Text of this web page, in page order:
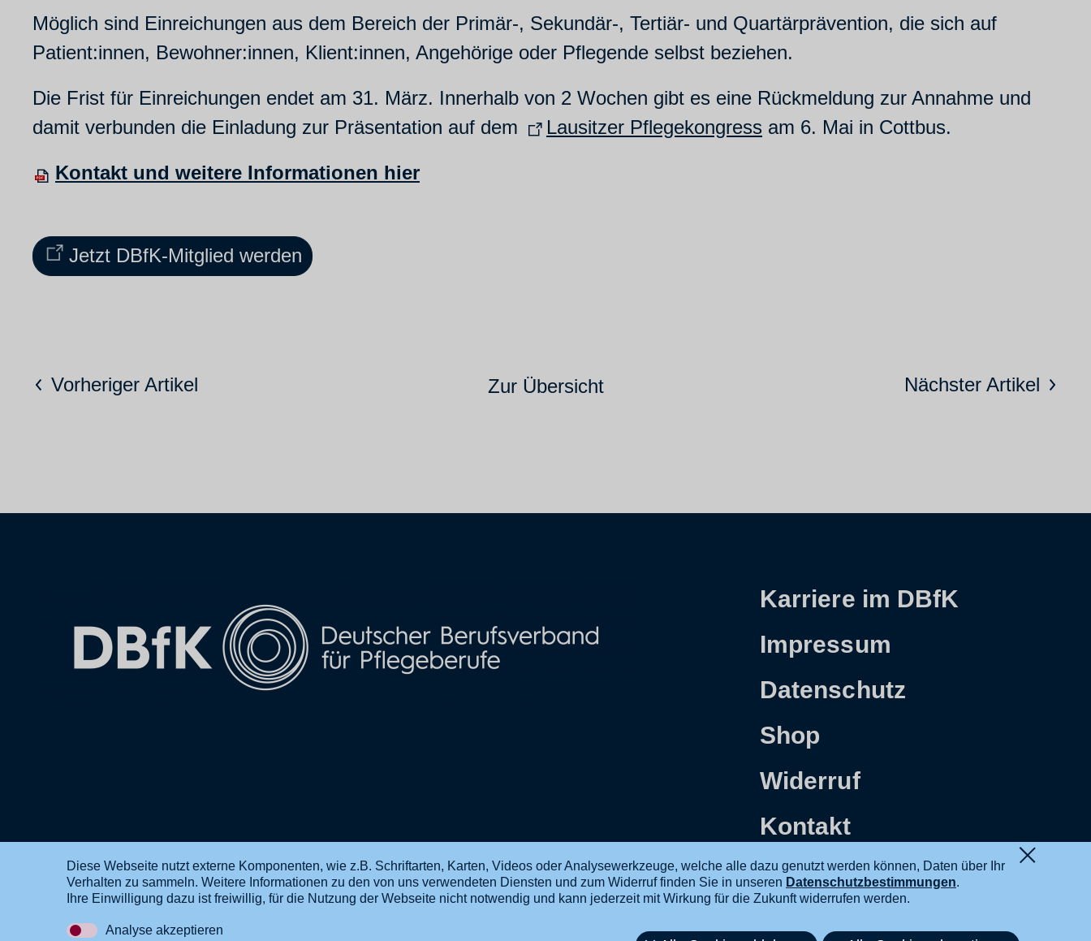
Möglich sind Einreichungen aus dem Bereich der Primär-, Sekundär-, Tertiär- und Quartärprävention, die sich auf
Patient:innen, Bewohner:innen, Klient:innen, Angehörige oder Pflegende selbst beziehen.
Die Frist für Einreichungen endet am 31. März. Innerhalb von 2 Wochen gibt es eine Rückmeldung zur Annahme und
damit verbunden die Einladung zur Präsentation auf dem
Lausitzer Pflegekongress am 6. Mai in Cottbus.
Kontakt und weitere Informationen hier
Jetzt DBfK-Mitglied werden
Vorheriger Artikel Zur Übersicht Nächster Artikel
Karriere im DBfK
Impressum
Datenschutz
Shop
Widerruf
Kontakt
EN
Diese Webseite nutzt externe Komponenten, wie z.B. Schriftarten, Karten, Videos oder Analysewerkzeuge, welche alle dazu genutzt werden können, Daten über Ihr
Verhalten zu sammeln. Weitere Informationen zu den von uns verwendeten Diensten und zum Widerruf finden Sie in unseren Datenschutzbestimmungen.
Ihre Einwilligung dazu ist freiwillig, für die Nutzung der Webseite nicht notwendig und kann jederzeit mit Wirkung für die Zukunft widerrufen werden.
Analyse akzeptieren